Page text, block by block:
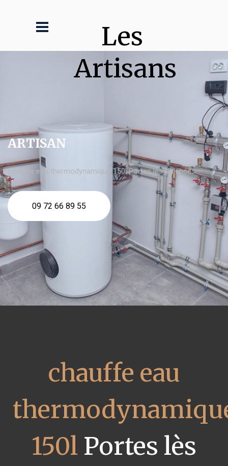
Les
Artisans
ARTISAN
chauffe eau thermodynamique 150l Portes lès Valence
09 72 66 89 55
chauffe eau
150l Portes lès